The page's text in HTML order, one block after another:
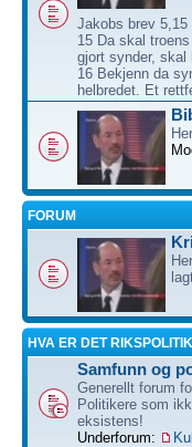
Jakobs brev 5,15
15 Da skal
gjort synder, skal
16 Bekjenn da
helbredet. Et
FORUM
HVA ER DET
Samfunn og
Generellt forum
Politikere som
eksistens!
Underforum: